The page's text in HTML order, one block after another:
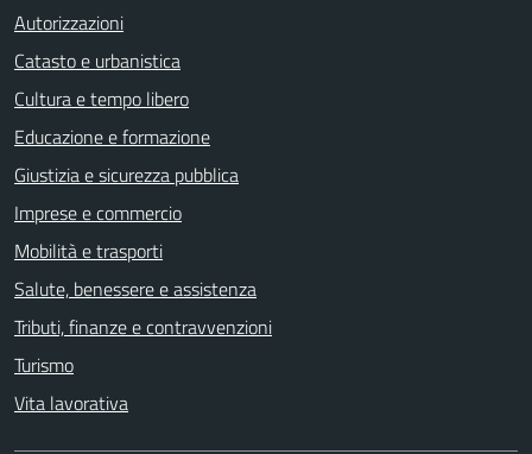
Autorizzazioni
Catasto e urbanistica
Cultura e tempo libero
Educazione e formazione
Giustizia e sicurezza pubblica
Imprese e commercio
Mobilità e trasporti
Salute, benessere e assistenza
Tributi, finanze e contravvenzioni
Turismo
Vita lavorativa